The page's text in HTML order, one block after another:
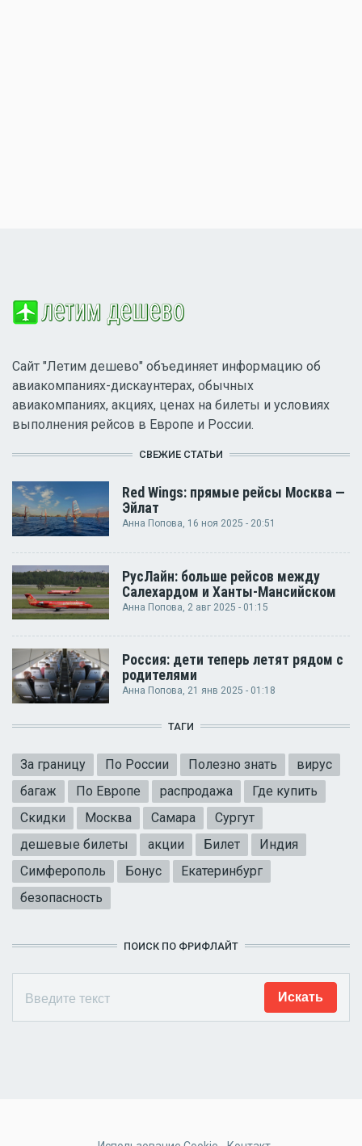
Сайт "Летим дешево" объединяет информацию об
авиакомпаниях-дискаунтерах, обычных
авиакомпаниях, акциях, ценах на билеты и условиях
выполнения рейсов в Европе и России.
СВЕЖИЕ СТАТЬИ
Red Wings: прямые рейсы Москва —
Эйлат
Анна Попова, 16 ноя 2025 - 20:51
РусЛайн: больше рейсов между
Салехардом и Ханты-Мансийском
Анна Попова , 2 авг 2025 - 01:15
Россия: дети теперь летят рядом с
родителями
Анна Попова, 21 янв 2025 - 01:18
ТАГИ
За границу По России Полезно знать
вирус
багаж
По Европе распродажа
Где купить
Скидки
Москва Самара
Сургут
дешевые билеты
акции Билет
Индия
Симферополь
Бонус
Екатеринбург
безопасность
ПОИСК ПО ФРИФЛАЙТ